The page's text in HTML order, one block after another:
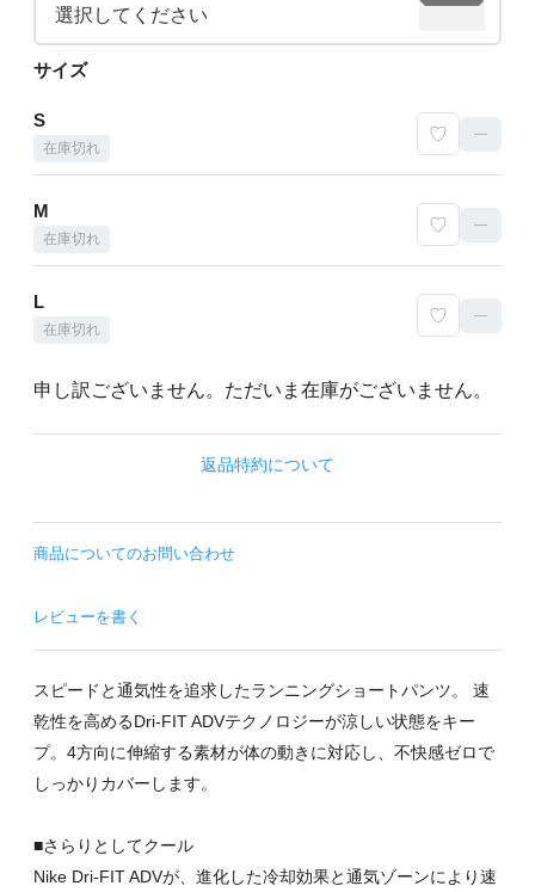
須)
サイズ
S
在庫切れ
—
M
在庫切れ
—
L
在庫切れ
—
申し訳ございません。ただいま在庫がございません。
返品特約について
商品についてのお問い合わせ
レビューを書く
スピードと通気性を追求したランニングショートパンツ。 速
乾性を高めるDri-FIT ADVテクノロジーが涼しい状態をキー
プ。4方向に伸縮する素材が体の動きに対応し、不快感ゼロで
しっかりカバーします。
■さらりとしてクール
Nike Dri-FIT ADVが、進化した冷却効果と通気ゾーンにより速